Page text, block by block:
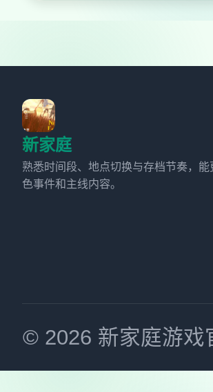
新家庭
熟悉时间段、地点切换与存档节奏，能
色事件和主线内容。
© 2026 新家庭游戏